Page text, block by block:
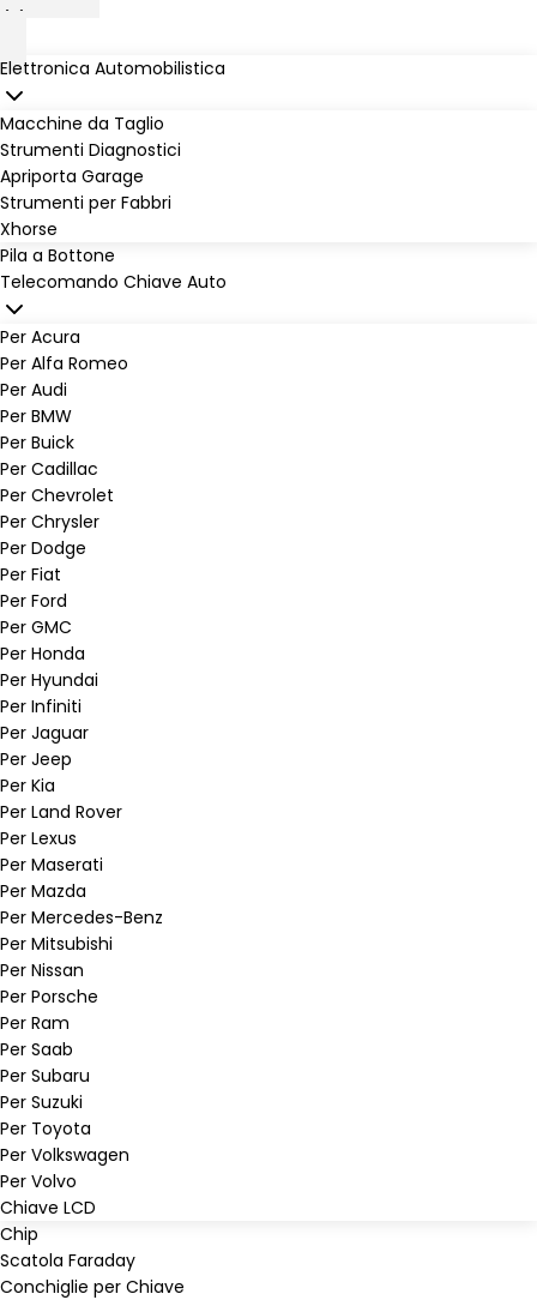
Elettronica Automobilistica
Macchine da Taglio
Strumenti Diagnostici
Apriporta Garage
Strumenti per Fabbri
Xhorse
Pila a Bottone
Telecomando Chiave Auto
Per Acura
Per Alfa Romeo
Per Audi
Per BMW
Per Buick
Per Cadillac
Per Chevrolet
Per Chrysler
Per Dodge
Per Fiat
Per Ford
Per GMC
Per Honda
Per Hyundai
Per Infiniti
Per Jaguar
Per Jeep
Per Kia
Per Land Rover
Per Lexus
Per Maserati
Per Mazda
Per Mercedes-Benz
Per Mitsubishi
Per Nissan
Per Porsche
Per Ram
Per Saab
Per Subaru
Per Suzuki
Per Toyota
Per Volkswagen
Per Volvo
Chiave LCD
Chip
Scatola Faraday
Conchiglie per Chiave